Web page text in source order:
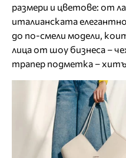
размери и цветове: от
италианската
до по-смели модели,
лица от шоу бизнеса –
трапер подметка –